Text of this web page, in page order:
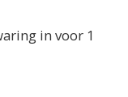
in voor 1